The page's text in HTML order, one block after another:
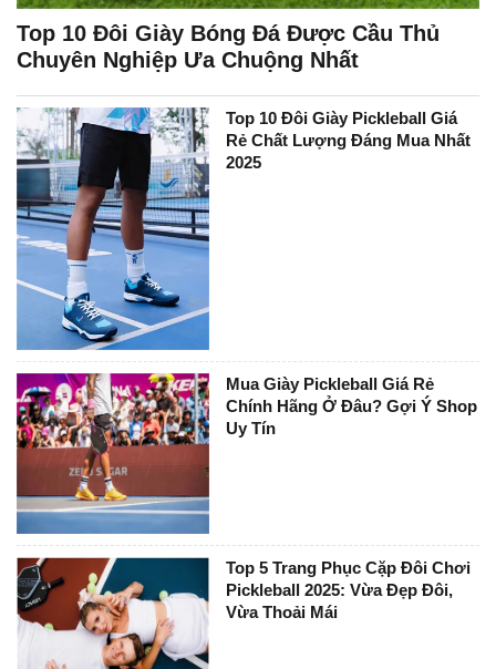
Top 10 Đôi Giày Bóng Đá Được Cầu Thủ
Chuyên Nghiệp Ưa Chuộng Nhất
Top 10 Đôi Giày Pickleball Giá
Rẻ Chất Lượng Đáng Mua Nhất
2025
Mua Giày Pickleball Giá Rẻ
Chính Hãng Ở Đâu? Gợi Ý Shop
Uy Tín
Top 5 Trang Phục Cặp Đôi Chơi
Pickleball 2025: Vừa Đẹp Đôi,
Vừa Thoải Mái